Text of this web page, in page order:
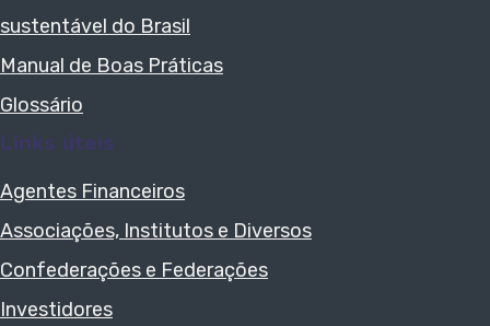
sustentável do Brasil
Manual de Boas Práticas
Glossário
Links úteis
Agentes Financeiros
Associações, Institutos e Diversos
Confederações e Federações
Investidores